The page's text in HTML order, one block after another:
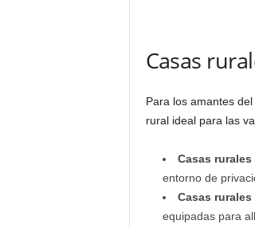
Casas
Para los amantes
rural ideal para las
Casas
entorno de
Casas
equipadas para